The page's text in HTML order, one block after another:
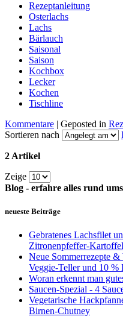
Rezeptanleitung
Osterlachs
Lachs
Bärlauch
Saisonal
Saison
Kochbox
Lecker
Kochen
Tischline
Kommentare | Geposted in
Sortieren nach
2 Artikel
Zeige
Blog - erfahre alles rund ums
neueste Beiträge
Gebratenes Lachsfilet
Zitronenpfeffer-
Neue Sommerrezepte
Veggie-Teller und 10 %
Woran erkennt man
Saucen-Spezial - 4
Vegetarische
Birnen-Chutney